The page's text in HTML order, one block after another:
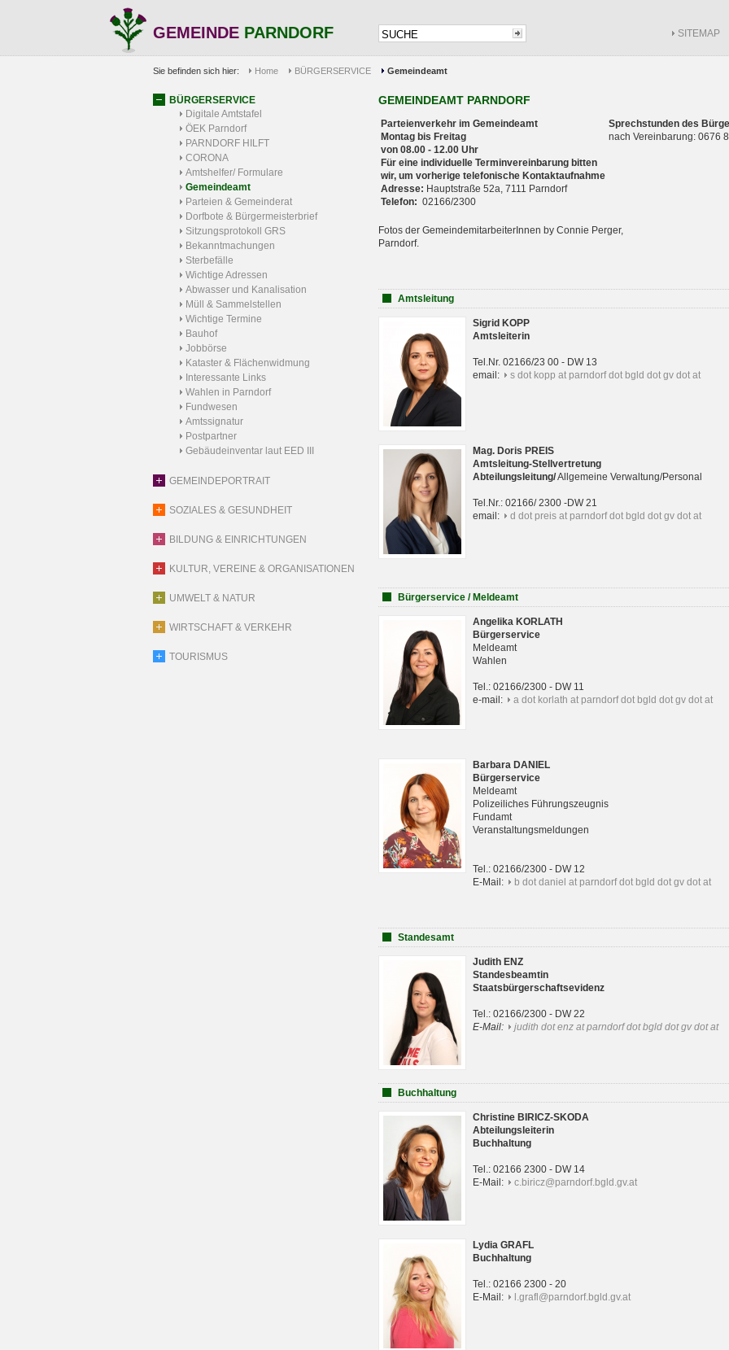
GEMEINDE PARNDORF SITEMAP
Sie befinden sich hier: Home BÜRGERSERVICE Gemeindeamt
BÜRGERSERVICE
Digitale Amtstafel
ÖEK Parndorf
PARNDORF HILFT
CORONA
Amtshelfer/ Formulare
Gemeindeamt
Parteien & Gemeinderat
Dorfbote & Bürgermeisterbrief
Sitzungsprotokoll GRS
Bekanntmachungen
Sterbefälle
Wichtige Adressen
Abwasser und Kanalisation
Müll & Sammelstellen
Wichtige Termine
Bauhof
Jobbörse
Kataster & Flächenwidmung
Interessante Links
Wahlen in Parndorf
Fundwesen
Amtssignatur
Postpartner
Gebäudeinventar laut EED III
GEMEINDEPORTRAIT
SOZIALES & GESUNDHEIT
BILDUNG & EINRICHTUNGEN
KULTUR, VEREINE & ORGANISATIONEN
UMWELT & NATUR
WIRTSCHAFT & VERKEHR
TOURISMUS
GEMEINDEAMT PARNDORF
Parteienverkehr im Gemeindeamt
Montag bis Freitag
von 08.00 - 12.00 Uhr
Für eine individuelle Terminvereinbarung bitten
wir, um vorherige telefonische Kontaktaufnahme
Adresse: Hauptstraße 52a, 7111 Parndorf
Telefon: 02166/2300
Sprechstunden des
nach Vereinbarung: 0676
Fotos der GemeindemitarbeiterInnen by Connie Perger,
Parndorf.
Amtsleitung
Sigrid KOPP
Amtsleiterin
Tel.Nr. 02166/23 00 - DW 13
email:
s dot kopp at parndorf dot bgld dot gv dot at
Mag. Doris PREIS
Amtsleitung-Stellvertretung
Abteilungsleitung/Allgemeine Verwaltung/Personal
Tel.Nr.: 02166/ 2300 -DW 21
email:
d dot preis at parndorf dot bgld dot gv dot at
Bürgerservice / Meldeamt
Angelika KORLATH
Bürgerservice
Meldeamt
Wahlen
Tel.: 02166/2300 - DW 11
e-mail:
a dot korlath at parndorf dot bgld dot gv dot at
Barbara DANIEL
Bürgerservice
Meldeamt
Polizeiliches Führungszeugnis
Fundamt
Veranstaltungsmeldungen
Tel.: 02166/2300 - DW 12
E-Mail:
b dot daniel at parndorf dot bgld dot gv dot at
Standesamt
Judith ENZ
Standesbeamtin
Staatsbürgerschaftsevidenz
Tel.: 02166/2300 - DW 22
E-Mail:
judith dot enz at parndorf dot bgld dot gv dot at
Buchhaltung
Christine BIRICZ-SKODA
Abteilungsleiterin
Buchhaltung
Tel.: 02166 2300 - DW 14
E-Mail:
c.biricz@parndorf.bgld.gv.at
Lydia GRAFL
Buchhaltung
Tel.: 02166 2300 - 20
E-Mail:
l.grafl@parndorf.bgld.gv.at